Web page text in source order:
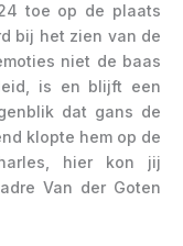
toe op de plaats
bij het zien van de
niet de baas
is en blijft een
dat gans de
klopte hem op de
hier kon jij
Van der Goten